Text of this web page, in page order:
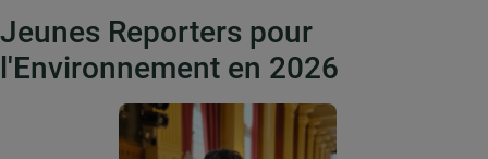
Jeunes Reporters pour
l'Environnement en 2026